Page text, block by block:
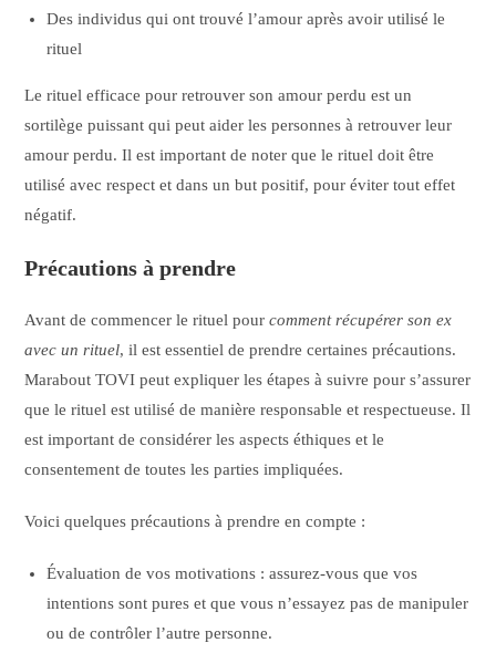
Des individus qui ont trouvé l’amour après avoir utilisé le
rituel
Le rituel efficace pour retrouver son amour perdu est un
sortilège puissant qui peut aider les personnes à retrouver leur
amour perdu. Il est important de noter que le rituel doit être
utilisé avec respect et dans un but positif, pour éviter tout effet
négatif.
Précautions à prendre
Avant de commencer le rituel pourcomment récupérer son ex
avec un rituel, il est essentiel de prendre certaines précautions.
Marabout TOVI peut expliquer les étapes à suivre pour s’assurer
que le rituel est utilisé de manière responsable et respectueuse. Il
est important de considérer les aspects éthiques et le
consentement de toutes les parties impliquées.
Voici quelques précautions à prendre en compte :
Évaluation de vos motivations : assurez-vous que vos
intentions sont pures et que vous n’essayez pas de manipuler
ou de contrôler l’autre personne.